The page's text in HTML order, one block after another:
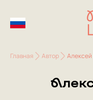
Главная Автор